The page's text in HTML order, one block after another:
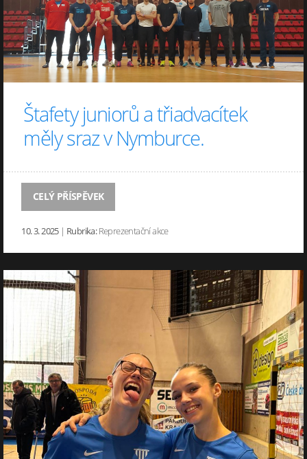
Štafety juniorů a třiadvacítek
měly sraz v Nymburce.
CELÝ PŘÍSPĚVEK
10. 3. 2025 | Rubrika: Reprezentační akce